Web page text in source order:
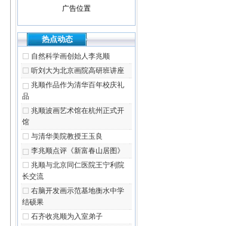
广告位置
热点动态
自然科学画创始人李兆顺
听刘大为北京画院高研班讲座
兆顺作品作为清华百年校庆礼
品
兆顺波画艺术馆在杭州正式开
馆
与清华美院教授王玉良
李兆顺点评《新富春山居图》
兆顺与北京同仁医院王宁利院
长交流
右脑开发画示范基地衡水中学
结硕果
石齐收兆顺为入室弟子